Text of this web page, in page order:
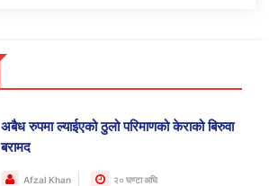
अबैध रुपमा ल्याईएको ठुलो परिमाणको केराको बिरुवा
बरामद
Afzal Khan २० घण्टा अघि